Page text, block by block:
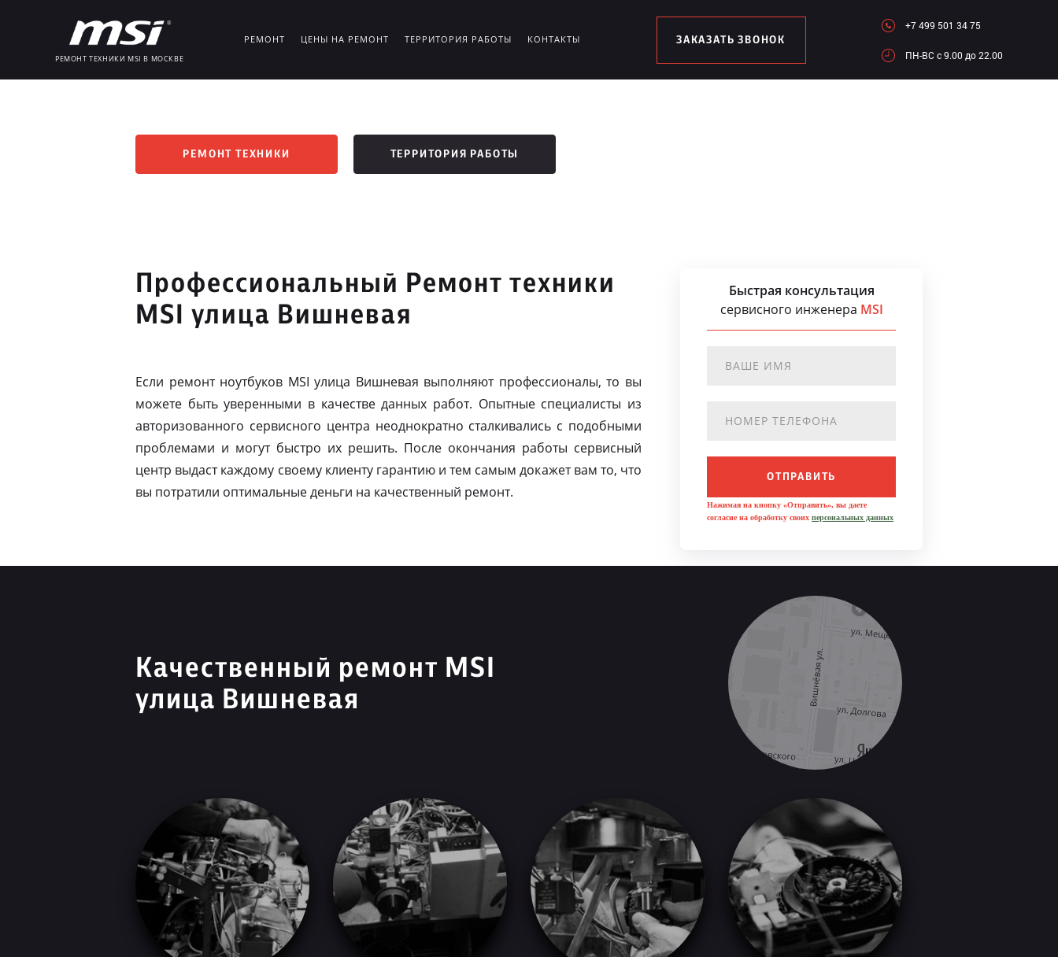
РЕМОНТ ТЕХНИКИ MSI В МОСКВЕ
РЕМОНТ ЦЕНЫ НА РЕМОНТ ТЕРРИТОРИЯ РАБОТЫ КОНТАКТЫ ЗАКАЗАТЬ ЗВОНОК
+7 499 501 34 75
ПН-ВC c 9.00 до 22.00
РЕМОНТ ТЕХНИКИ ТЕРРИТОРИЯ РАБОТЫ
Профессиональный Ремонт техники
MSI улица Вишневая
Если ремонт ноутбуков MSI улица Вишневая выполняют профессионалы, то вы
можете быть уверенными в качестве данных работ. Опытные специалисты из
авторизованного сервисного центра неоднократно сталкивались с подобными
проблемами и могут быстро их решить. После окончания работы сервисный
центр выдаст каждому своему клиенту гарантию и тем самым докажет вам то, что
вы потратили оптимальные деньги на качественный ремонт.
Быстрая консультация
сервисного инженера MSI
ОТПРАВИТЬ
Нажимая на кнопку «Отправить», вы даете
согласие на обработку своих персональных данных
Качественный ремонт MSI
улица Вишневая